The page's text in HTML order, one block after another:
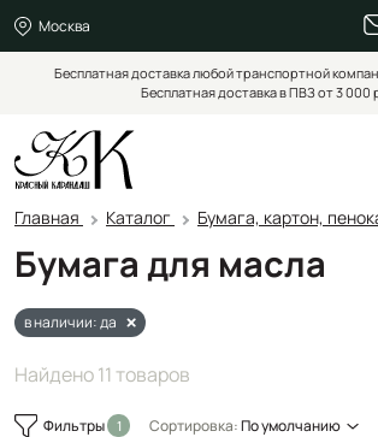
Москва
Бесплатная доставка любой транспортной
Бесплатная доставка в ПВЗ от 3 000
Главная Каталог Бумага, картон,
Бумага для масла
в наличии: да
Найдено 11 товаров
Фильтры Сортировка:По умолчанию